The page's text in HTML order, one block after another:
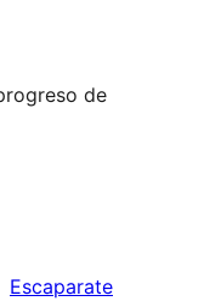
de
Escaparate